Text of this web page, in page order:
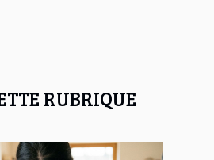
RUBRIQUE